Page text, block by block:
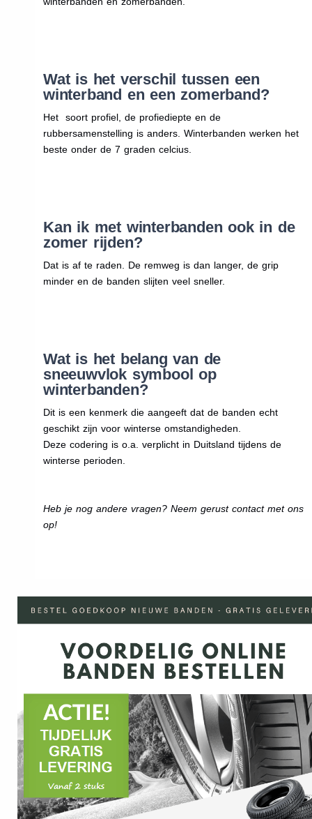
Wat is het verschil tussen een
winterband en een zomerband?
Het soort profiel, de profiediepte en de
rubbersamenstelling is anders. Winterbanden werken het
beste onder de 7 graden celcius.
Kan ik met winterbanden ook in de
zomer rijden?
Dat is af te raden. De remweg is dan langer, de grip
minder en de banden slijten veel sneller.
Wat is het belang van de
sneeuwvlok symbool op
winterbanden?
Dit is een kenmerk die aangeeft dat de banden echt
geschikt zijn voor winterse omstandigheden.
Deze codering is o.a. verplicht in Duitsland tijdens de
winterse perioden.
Heb je nog andere vragen? Neem gerust contact met ons
op!